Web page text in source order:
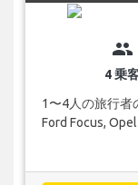
group
4 乗
1〜4人の旅行者
Ford Focus,